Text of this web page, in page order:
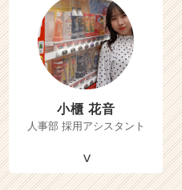
小櫃 花音
人事部 採用アシスタント